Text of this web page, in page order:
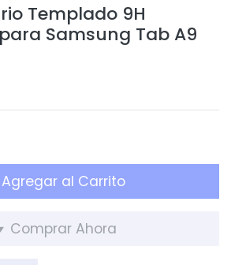
Templado 9H
Samsung Tab A9
Agregar al Carrito
Comprar Ahora